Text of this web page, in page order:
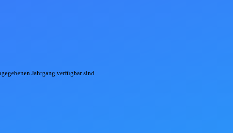
Jahrgang verfügbar sind